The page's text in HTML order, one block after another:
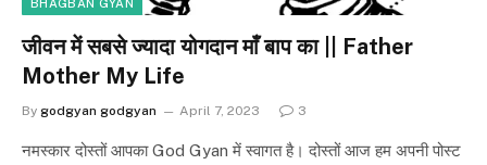
BHAGBAN GYAN
जीवन में सबसे ज्यादा योगदान माँ बाप का || Father
Mother My Life
By godgyan godgyan April 7, 2023 3
नमस्कार दोस्तों आपका God Gyan में स्वागत है। दोस्तों आज हम अपनी पोस्ट